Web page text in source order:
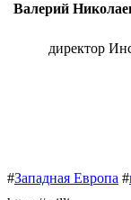
Валерий
директор
#Западная Европа #